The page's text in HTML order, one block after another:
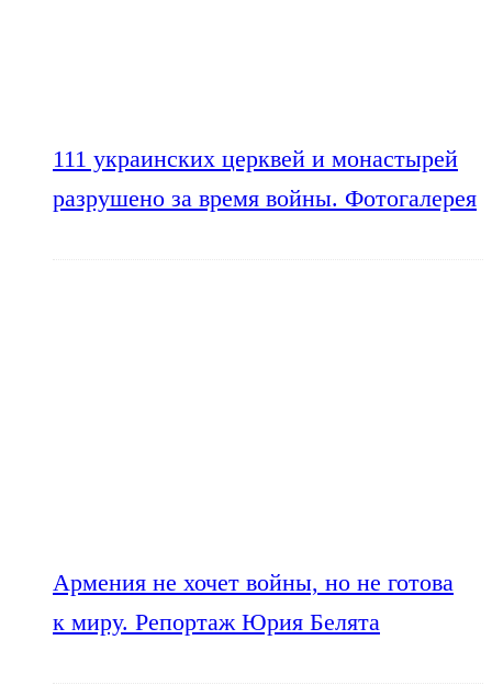
111 украинских церквей и монастырей
разрушено за время войны. Фотогалерея
Армения не хочет войны, но не готова
к миру. Репортаж Юрия Белята